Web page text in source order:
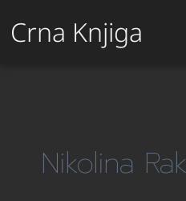
Crna Knjiga
Nikolina